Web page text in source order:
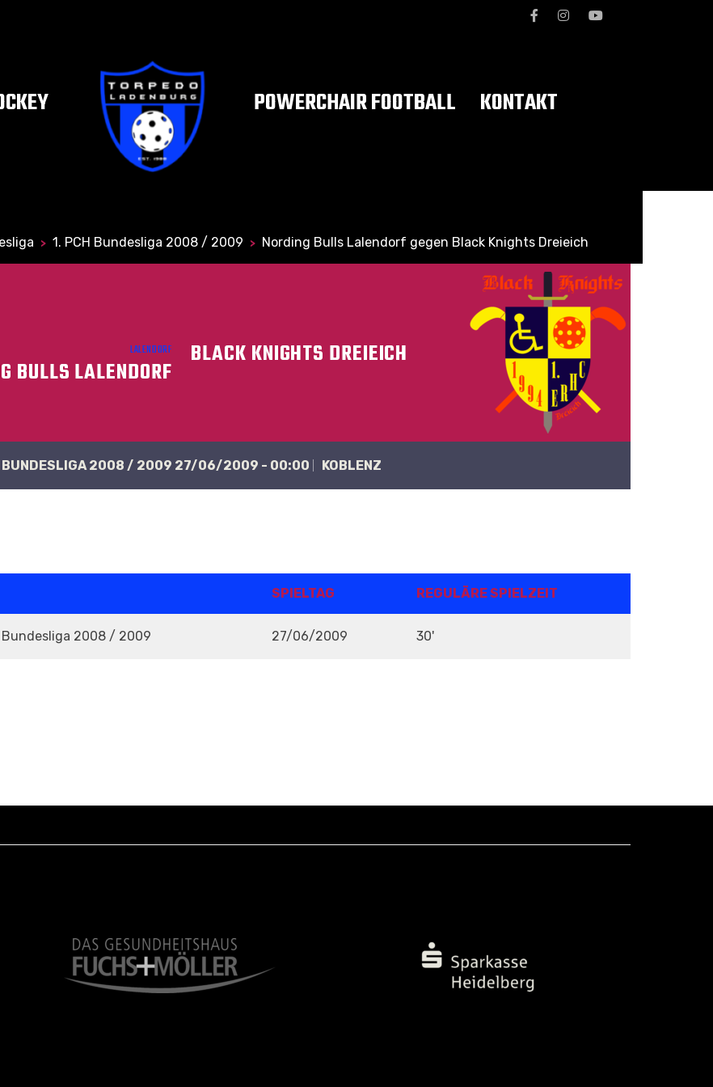
POWERCHAIR FOOTBALL KONTAKT
> 1. PCH Bundesliga 2008 / 2009 > Nording Bulls Lalendorf gegen Black Knights Dreieich
LALENDORF
BULLS LALENDORF
BLACK KNIGHTS DREIEICH
BUNDESLIGA 2008 / 2009 27/06/2009 - 00:00 KOBLENZ
SPIELTAG REGULÄRE SPIELZEIT
Bundesliga 2008 / 2009 27/06/2009 30'